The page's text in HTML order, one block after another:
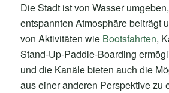
Die Stadt ist von Wasser
entspannten Atmosphäre beiträgt
von Aktivitäten wie Bootsfahrten,
Stand-Up-Paddle-Boarding
und die Kanäle bieten auch die
aus einer anderen Perspektive zu